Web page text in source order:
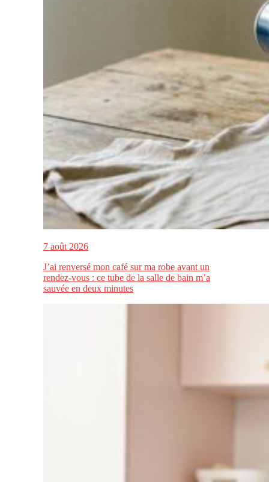
7 août 2026
J’ai renversé mon café sur ma robe avant un
rendez-vous : ce tube de la salle de bain m’a
sauvée en deux minutes